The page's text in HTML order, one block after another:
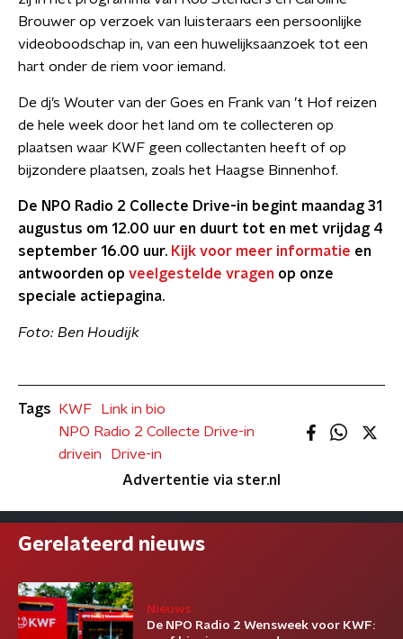
Brouwer op verzoek van luisteraars een persoonlijke
videoboodschap in, van een huwelijksaanzoek tot een
hart onder de riem voor iemand.
De dj’s Wouter van der Goes en Frank van ’t Hof reizen
de hele week door het land om te collecteren op
plaatsen waar KWF geen collectanten heeft of op
bijzondere plaatsen, zoals het Haagse Binnenhof.
De NPO Radio 2 Collecte Drive-in begint maandag 31
augustus om 12.00 uur en duurt tot en met vrijdag 4
september 16.00 uur. Kijk voor meer informatie en
antwoorden op veelgestelde vragen op onze
speciale actiepagina.
Foto: Ben Houdijk
Tags KWF
Link in bio
NPO Radio 2 Collecte Drive-in
drivein
Drive-in
Advertentie via ster.nl
Gerelateerd nieuws
Nieuws
De NPO Radio 2 Wensweek voor KWF: